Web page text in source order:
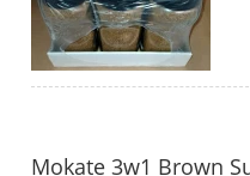
Mokate 3w1 Brown